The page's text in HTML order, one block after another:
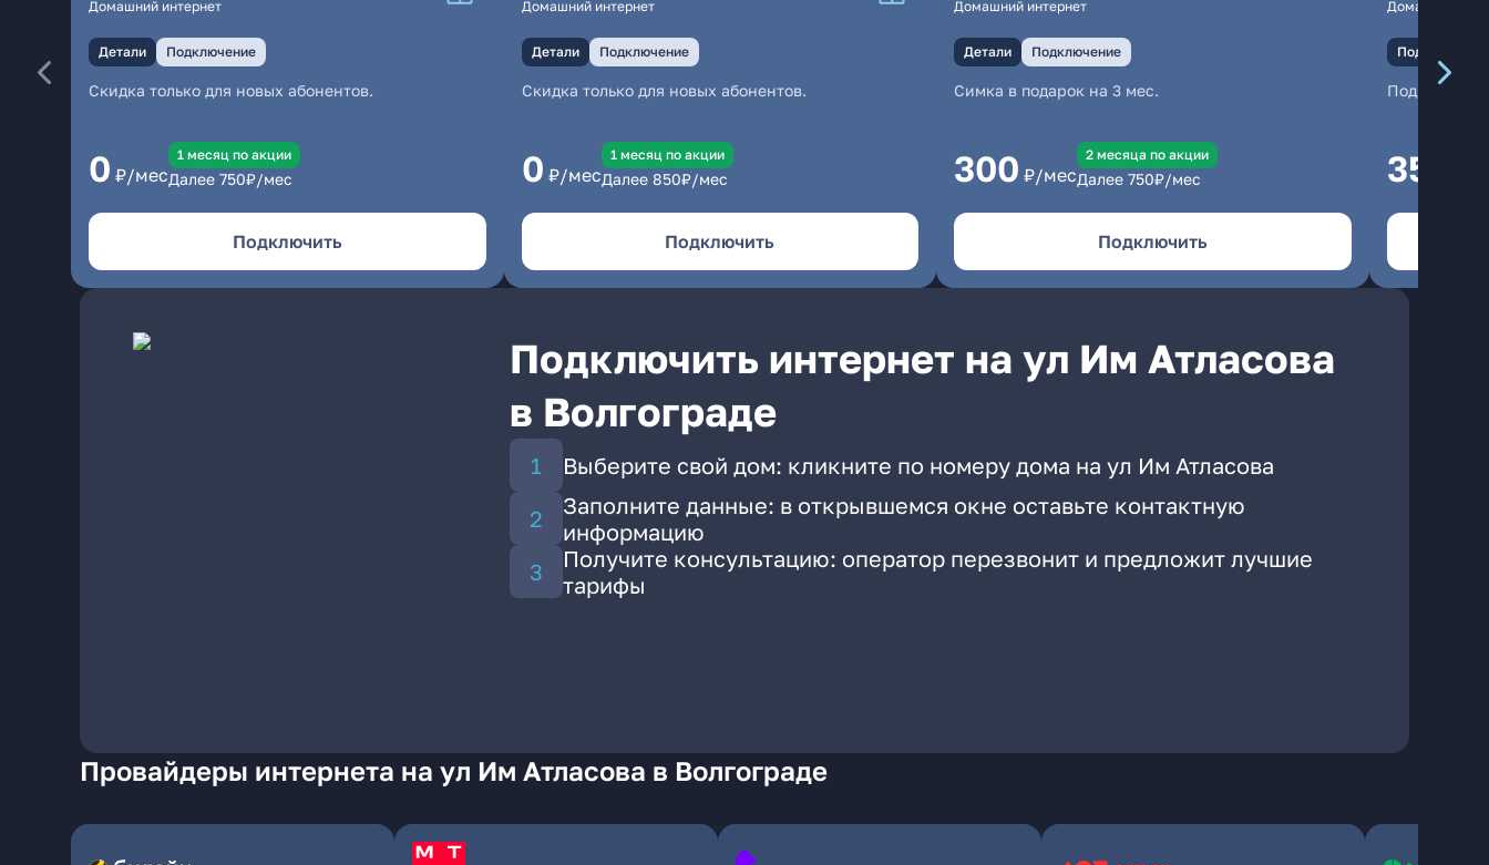
Домашний интернет
Детали Подключение
Скидка только для новых абонентов.
0 ₽/мес
1 месяц по акции
Далее 750₽/мес
Подключить
Домашний интернет
Детали Подключение
Скидка только для новых абонентов.
0 ₽/мес
1 месяц по акции
Далее 850₽/мес
Подключить
Домашний интернет
Детали Подключение
Симка в подарок на 3 мес.
300 ₽/мес
2 месяцa по акции
Далее 750₽/мес
Подключить
Домашний
Подключение
350
Подключить интернет на ул Им Атласова
в Волгограде
Выберите свой дом: кликните по номеру дома на ул Им Атласова
Заполните данные: в открывшемся окне оставьте контактную
информацию
Получите консультацию: оператор перезвонит и предложит лучшие
тарифы
Провайдеры интернета на ул Им Атласова в Волгограде